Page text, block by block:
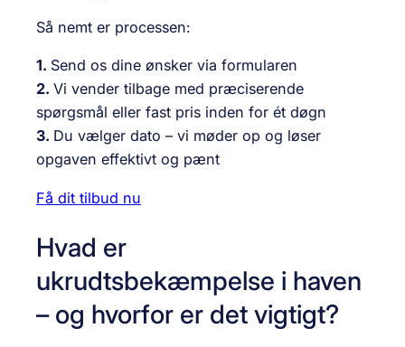
Så nemt er processen:
1. Send os dine ønsker via formularen
2. Vi vender tilbage med præciserende
spørgsmål eller fast pris inden for ét døgn
3. Du vælger dato – vi møder op og løser
opgaven effektivt og pænt
Få dit tilbud nu
Hvad er
ukrudtsbekæmpelse i haven
– og hvorfor er det vigtigt?